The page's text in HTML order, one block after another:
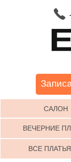
САЛОН
ВЕЧЕРНИЕ
ВСЕ ПЛАТЬЯ